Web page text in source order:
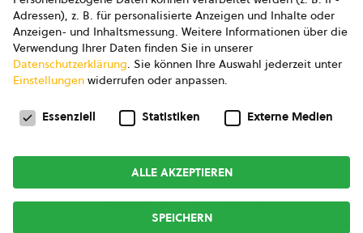
AGB Bildung
Newsletter
Copyright © 2026bio austria
Adressen), z. B. für personalisierte Anzeigen und Inhalte oder
Anzeigen- und Inhaltsmessung. Weitere Informationen über die
Verwendung Ihrer Daten finden Sie in unserer
Datenschutzerklärung. Sie können Ihre Auswahl jederzeit unter
Einstellungen widerrufen oder anpassen.
Datenschutzeinstellungen
Essenziell Statistiken Externe Medien
ALLE AKZEPTIEREN
SPEICHERN